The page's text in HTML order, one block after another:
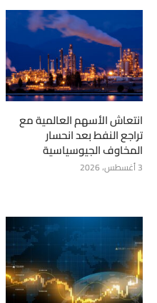
انتعاش الأسهم العالمية مع
تراجع النفط بعد انحسار
المخاوف الجيوسياسية
3 أغسطس، 2026